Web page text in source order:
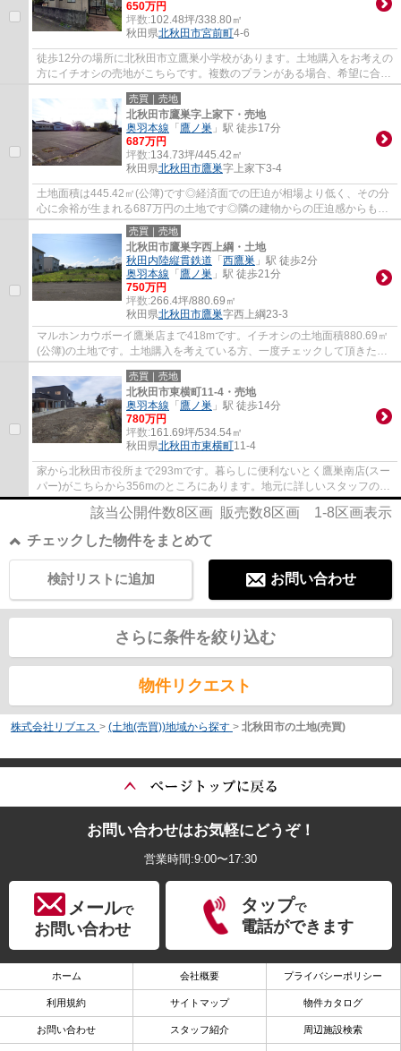
650万円
坪数:102.48坪/338.80㎡
秋田県北秋田市宮前町4-6
徒歩12分の場所に北秋田市立鷹巣小学校があります。土地購入をお考えの
方にイチオシの売地がこちらです。複数のプランがある場合、希望に合っ
た間取りが選べる建築条件付きです。住ま...
売買｜売地
北秋田市鷹巣字上家下・売地
奥羽本線 「 鷹ノ巣 」駅 徒歩17分
687万円
坪数:134.73坪/445.42㎡
秋田県北秋田市鷹巣字上家下3-4
土地面積は445.42㎡(公簿)です◎経済面での圧迫が相場より低く、その分
心に余裕が生まれる687万円の土地です◎隣の建物からの圧迫感からも解
放されるのが角地の特徴です◎建物を建てる際...
売買｜売地
北秋田市鷹巣字西上綱・土地
秋田内陸縦貫鉄道 「 西鷹巣 」駅 徒歩2分
奥羽本線 「 鷹ノ巣 」駅 徒歩21分
750万円
坪数:266.4坪/880.69㎡
秋田県北秋田市鷹巣字西上綱23-3
マルホンカウボーイ鷹巣店まで418mです。イチオシの土地面積880.69㎡
(公簿)の土地です。土地購入を考えている方、一度チェックして頂きたい
のがこちらの売地です。住まい探しの不安を...
売買｜売地
北秋田市東横町11-4・売地
奥羽本線 「 鷹ノ巣 」駅 徒歩14分
780万円
坪数:161.69坪/534.54㎡
秋田県北秋田市東横町11-4
家から北秋田市役所まで293mです。暮らしに便利ないとく鷹巣南店(スー
パー)がこちらから356mのところにあります。地元に詳しいスタッフの揃
う当社は、不動産情報の鮮度と濃さが自慢で...
該当公開件数8区画 販売数8区画 1-8区画表示
チェックした物件をまとめて
お問い合わせ
検討リストに追加
さらに条件を絞り込む
物件リクエスト
株式会社リブエス > (土地(売買))地域から探す > 北秋田市の土地(売買)
お問い合わせはお気軽にどうぞ！
営業時間:9:00〜17:30
メールで
お問い合わせ
タップで
電話ができます
ホーム 会社概要 プライバシーポリシー
利用規約 サイトマップ 物件カタログ
お問い合わせ スタッフ紹介 周辺施設検索